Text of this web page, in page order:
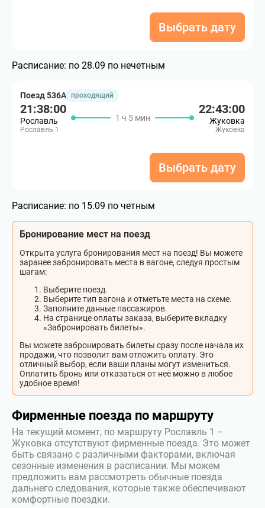
Выбрать дату
Расписание: по 28.09 по нечетным
Поезд 536А проходящий
21:38:00
Рославль
Рославль 1
1 ч 5 мин
22:43:00
Жуковка
Жуковка
Выбрать дату
Расписание: по 15.09 по четным
Бронирование мест на поезд
Открыта услуга бронирования мест на поезд! Вы можете
заранее забронировать места в вагоне, следуя простым
шагам:
Выберите поезд.
Выберите тип вагона и отметьте места на схеме.
Заполните данные пассажиров.
На странице оплаты заказа, выберите вкладку
«Забронировать билеты».
Вы можете забронировать билеты сразу после начала их
продажи, что позволит вам отложить оплату. Это
отличный выбор, если ваши планы могут измениться.
Оплатить бронь или отказаться от неё можно в любое
удобное время!
Фирменные поезда по маршруту
На текущий момент, по маршруту Рославль 1 –
Жуковка отсутствуют фирменные поезда. Это может
быть связано с различными факторами, включая
сезонные изменения в расписании. Мы можем
предложить вам рассмотреть обычные поезда
дальнего следования, которые также обеспечивают
комфортные поездки.